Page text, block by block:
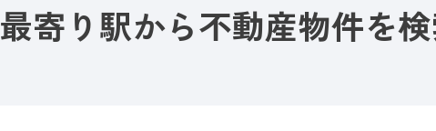
最寄り駅から不動産物件を